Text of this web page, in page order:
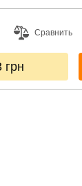
Сравнить
грн